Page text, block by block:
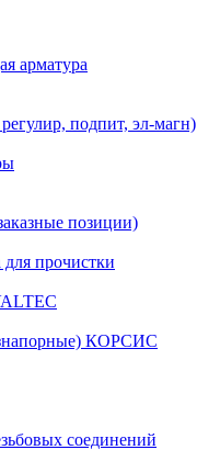
арматура
подпит, эл-магн)
позиции)
для прочистки
КОРСИС
соединений